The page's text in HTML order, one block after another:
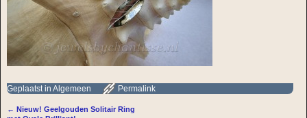
Geplaatst in Algemeen Permalink
← Nieuw! Geelgouden Solitair Ring